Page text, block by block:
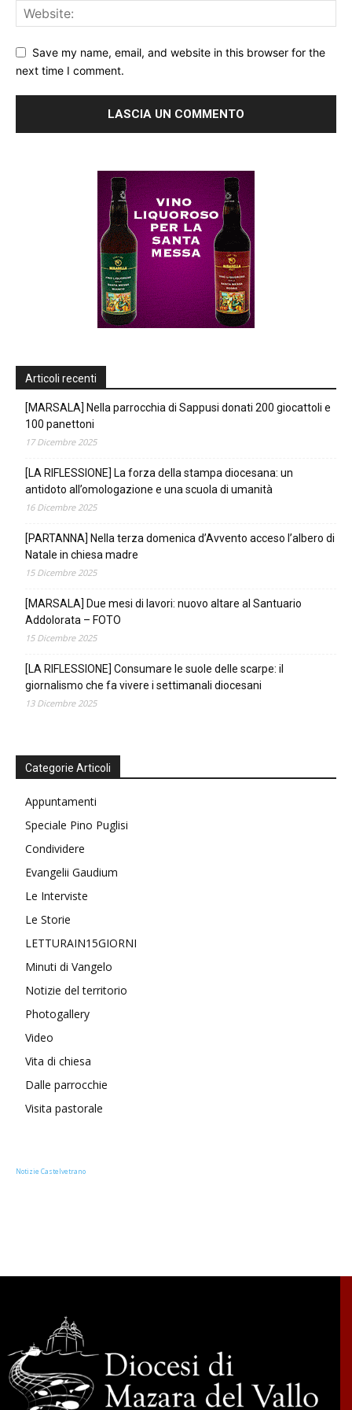
Save my name, email, and website in this browser for the
next time I comment.
Articoli recenti
[MARSALA] Nella parrocchia di Sappusi donati 200 giocattoli e
100 panettoni
17 Dicembre 2025
[LA RIFLESSIONE] La forza della stampa diocesana: un
antidoto all’omologazione e una scuola di umanità
16 Dicembre 2025
[PARTANNA] Nella terza domenica d’Avvento acceso l’albero di
Natale in chiesa madre
15 Dicembre 2025
[MARSALA] Due mesi di lavori: nuovo altare al Santuario
Addolorata – FOTO
15 Dicembre 2025
[LA RIFLESSIONE] Consumare le suole delle scarpe: il
giornalismo che fa vivere i settimanali diocesani
13 Dicembre 2025
Categorie Articoli
Appuntamenti
Speciale Pino Puglisi
Condividere
Evangelii Gaudium
Le Interviste
Le Storie
LETTURAIN15GIORNI
Minuti di Vangelo
Notizie del territorio
Photogallery
Video
Vita di chiesa
Dalle parrocchie
Visita pastorale
Notizie Castelvetrano